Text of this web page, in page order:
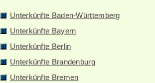
Unterkünfte Baden-Württemberg
Unterkünfte Bayern
Unterkünfte Berlin
Unterkünfte Brandenburg
Unterkünfte Bremen